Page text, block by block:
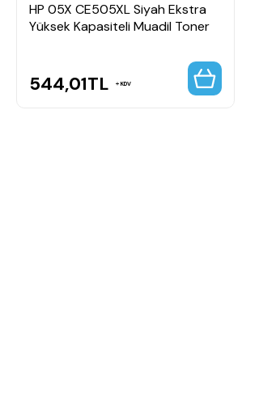
HP 05X CE505XL Siyah Ekstra
Yüksek Kapasiteli Muadil Toner
544,01TL KDV